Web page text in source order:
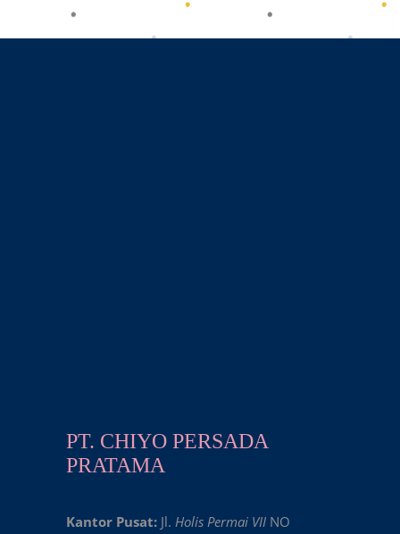
PT. CHIYO PERSADA
PRATAMA
Kantor Pusat: Jl. Holis Permai VII NO